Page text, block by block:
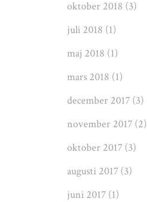
oktober 2018 (3)
juli 2018 (1)
maj 2018 (1)
mars 2018 (1)
december 2017 (3)
november 2017 (2)
oktober 2017 (3)
augusti 2017 (3)
juni 2017 (1)